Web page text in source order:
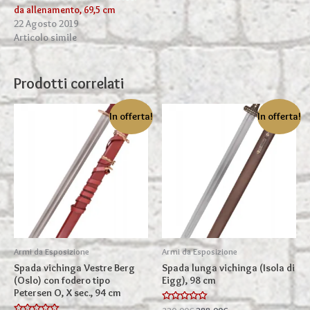
da allenamento, 69,5 cm
22 Agosto 2019
Articolo simile
Prodotti correlati
In offerta!
Armi da Esposizione
Spada vichinga Vestre Berg
(Oslo) con fodero tipo
Petersen O, X sec., 94 cm
In offerta!
Armi da Esposizione
Spada lunga vichinga (Isola di
Eigg), 98 cm
Valutato